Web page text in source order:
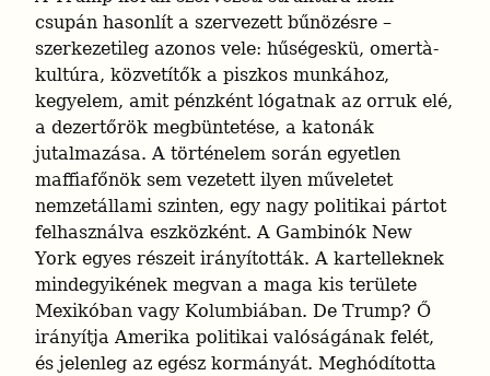
csupán hasonlít a szervezett bűnözésre –
szerkezetileg azonos vele: hűségeskü, omertà-
kultúra, közvetítők a piszkos munkához,
kegyelem, amit pénzként lógatnak az orruk elé,
a dezertőrök megbüntetése, a katonák
jutalmazása. A történelem során egyetlen
maffiafőnök sem vezetett ilyen műveletet
nemzetállami szinten, egy nagy politikai pártot
felhasználva eszközként. A Gambinók New
York egyes részeit irányították. A kartelleknek
mindegyikének megvan a maga kis területe
Mexikóban vagy Kolumbiában. De Trump? Ő
irányítja Amerika politikai valóságának felét,
és jelenleg az egész kormányát. Meghódította